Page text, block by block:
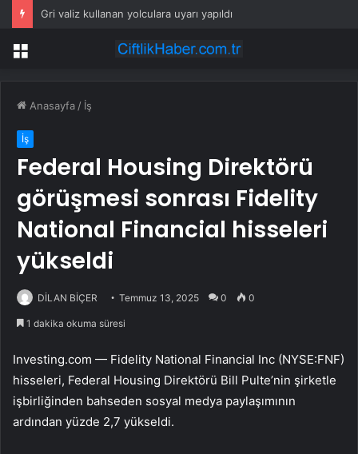
Gri valiz kullanan yolculara uyarı yapıldı
Menü
Anasayfa / İş
İş
Federal Housing Direktörü
görüşmesi sonrası Fidelity
National Financial hisseleri
yükseldi
DİLAN BİÇER Temmuz 13, 2025 0 0
1 dakika okuma süresi
Investing.com — Fidelity National Financial Inc (NYSE:FNF)
hisseleri, Federal Housing Direktörü Bill Pulte’nin şirketle
işbirliğinden bahseden sosyal medya paylaşımının
ardından yüzde 2,7 yükseldi.